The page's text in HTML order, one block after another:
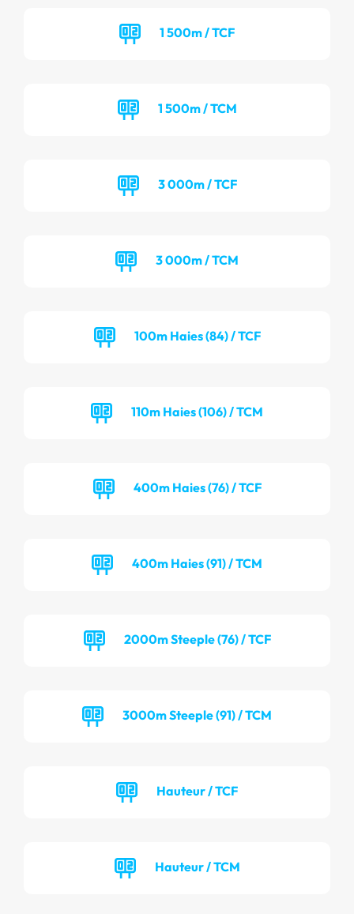
1 500m / TCF
1 500m / TCM
3 000m / TCF
3 000m / TCM
100m Haies (84) / TCF
110m Haies (106) / TCM
400m Haies (76) / TCF
400m Haies (91) / TCM
2000m Steeple (76) / TCF
3000m Steeple (91) / TCM
Hauteur / TCF
Hauteur / TCM